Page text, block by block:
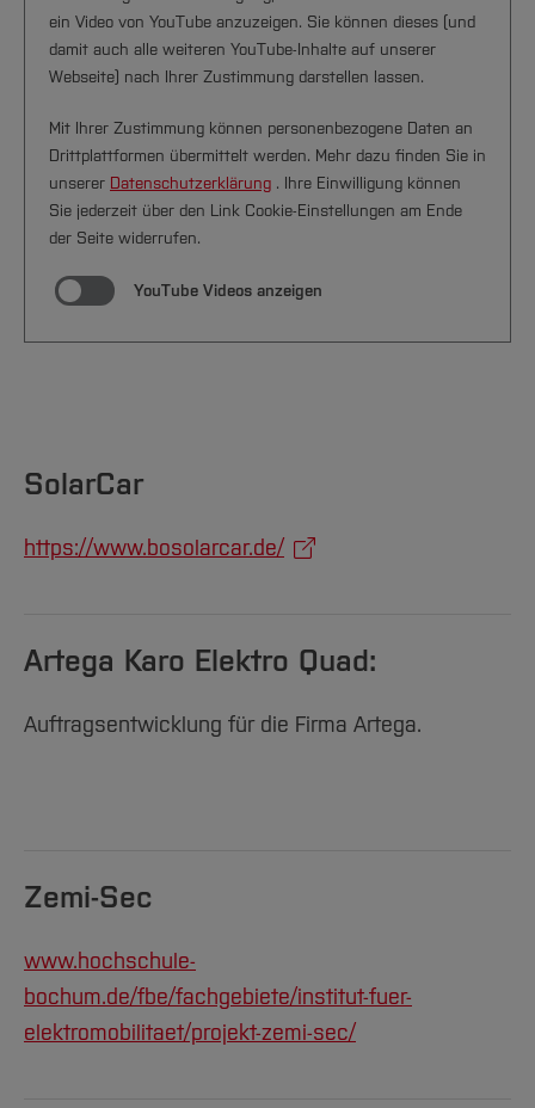
ein Video von YouTube anzuzeigen. Sie können dieses (und
damit auch alle weiteren YouTube-Inhalte auf unserer
Webseite) nach Ihrer Zustimmung darstellen lassen.
Mit Ihrer Zustimmung können personenbezogene Daten an
Drittplattformen übermittelt werden. Mehr dazu finden Sie in
unserer Datenschutzerklärung . Ihre Einwilligung können
Sie jederzeit über den Link Cookie-Einstellungen am Ende
der Seite widerrufen.
YouTube Videos anzeigen
SolarCar
https://www.bosolarcar.de/
Artega Karo Elektro Quad:
Auftragsentwicklung für die Firma Artega.
Zemi-Sec
www.hochschule-
bochum.de/fbe/fachgebiete/institut-fuer-
elektromobilitaet/projekt-zemi-sec/